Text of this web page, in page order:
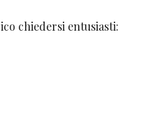
chiedersi entusiasti: